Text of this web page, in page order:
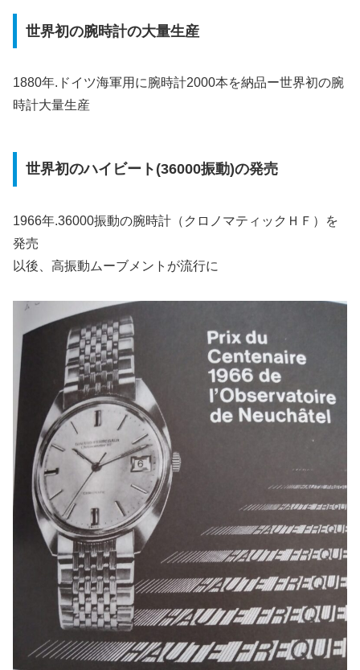
世界初の腕時計の大量生産
1880年.ドイツ海軍用に腕時計2000本を納品ー世界初の腕
時計大量生産
世界初のハイビート(36000振動)の発売
1966年.36000振動の腕時計（クロノマティックＨＦ）を
発売
以後、高振動ムーブメントが流行に